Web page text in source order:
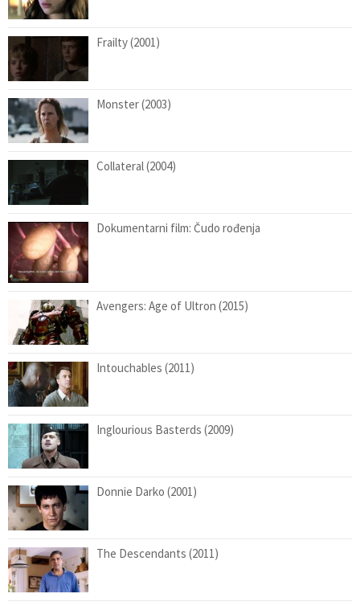
Frailty (2001)
Monster (2003)
Collateral (2004)
Dokumentarni film: Čudo rođenja
Avengers: Age of Ultron (2015)
Intouchables (2011)
Inglourious Basterds (2009)
Donnie Darko (2001)
The Descendants (2011)